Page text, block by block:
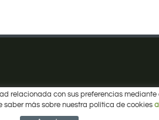
relacionada con sus preferencias
saber más sobre nuestra política de cookies